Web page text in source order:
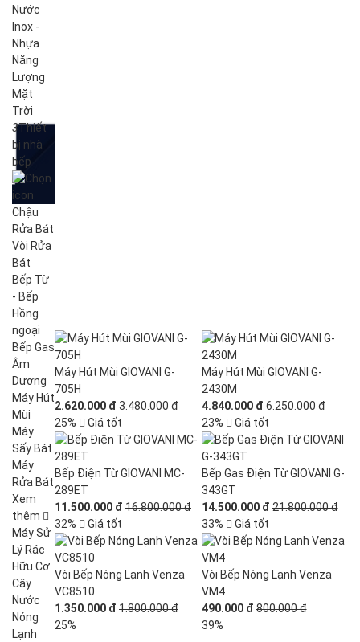
Nước
Inox -
Nhựa
Năng
Lượng
Mặt
Trời
3Thiết
bị nhà
bếp
Chậu
Rửa Bát
Vòi Rửa
Bát
Bếp Từ
- Bếp
Hồng
ngoại
Bếp Gas
Âm
Dương
Máy Hút
Mùi
Máy
Sấy Bát
Máy
Rửa Bát
Xem
thêm
Máy Sử
Lý Rác
Hữu Cơ
Cây
Nước
Nóng
Lạnh
Máy Hút Mùi GIOVANI G-
705H
2.620.000 đ 3.480.000 đ
25%
Giá tốt
Máy Hút Mùi GIOVANI G-
2430M
4.840.000 đ 6.250.000 đ
23%
Giá tốt
Bếp Điện Từ GIOVANI MC-
289ET
11.500.000 đ 16.800.000 đ
32%
Giá tốt
Bếp Gas Điện Từ GIOVANI G-
343GT
14.500.000 đ 21.800.000 đ
33%
Giá tốt
Vòi Bếp Nóng Lạnh Venza
VC8510
1.350.000 đ 1.800.000 đ
25%
Vòi Bếp Nóng Lạnh Venza
VM4
490.000 đ 800.000 đ
39%